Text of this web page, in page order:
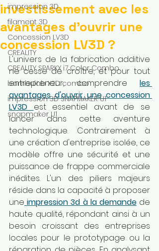
impression 3D
filament 3D
Concession LV3D
CREALITY
CREALITY SPARKX i7 Color Combo
bambulab X2D combo
impression 3D SNAPMAKER U1
snapmaker U1
investissement avec les
avantages d'ouvrir une
concession LV3D ?
L'univers de la fabrication additive
ne cesse de croître, et pour tout
entrepreneur, comprendre les
avantages d'ouvrir une concession
LV3D
est essentiel avant de se
lancer dans cette aventure
technologique. Contrairement à
une création d'entreprise isolée, ce
modèle offre une sécurité et une
puissance de frappe commerciale
inédites. L'un des piliers majeurs
réside dans la capacité à proposer
une impression 3d à la demande de
haute qualité, répondant ainsi à un
besoin croissant des entreprises
locales pour le prototypage ou la